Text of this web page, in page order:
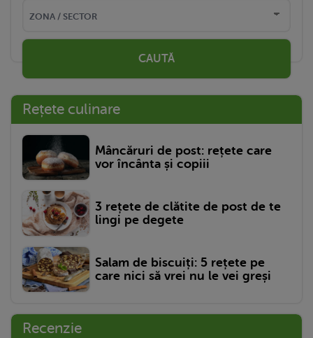
CAUTĂ
Rețete culinare
Mâncăruri de post: rețete care
vor încânta și copiii
3 rețete de clătite de post de te
lingi pe degete
Salam de biscuiți: 5 rețete pe
care nici să vrei nu le vei greși
Recenzie